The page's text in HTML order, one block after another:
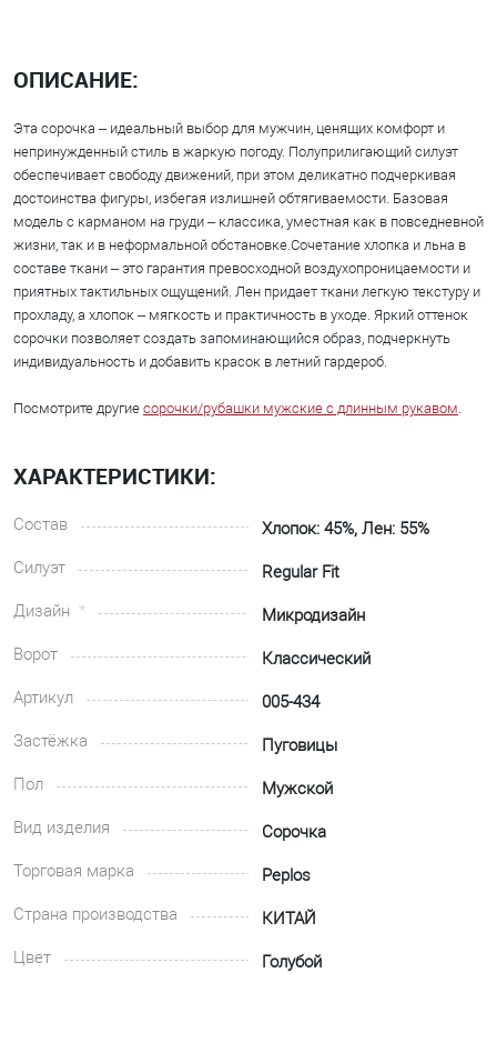
ОПИСАНИЕ:
Эта сорочка – идеальный выбор для мужчин, ценящих комфорт и
непринужденный стиль в жаркую погоду. Полуприлигающий силуэт
обеспечивает свободу движений, при этом деликатно подчеркивая
достоинства фигуры, избегая излишней обтягиваемости. Базовая
модель с карманом на груди – классика, уместная как в повседневной
жизни, так и в неформальной обстановке.Сочетание хлопка и льна в
составе ткани – это гарантия превосходной воздухопроницаемости и
приятных тактильных ощущений. Лен придает ткани легкую текстуру и
прохладу, а хлопок – мягкость и практичность в уходе. Яркий оттенок
сорочки позволяет создать запоминающийся образ, подчеркнуть
индивидуальность и добавить красок в летний гардероб.
Посмотрите другие сорочки/рубашки мужские с длинным рукавом.
ХАРАКТЕРИСТИКИ:
Состав
Хлопок: 45%, Лен: 55%
Силуэт
Regular Fit
Дизайн
Микродизайн
Ворот
Классический
Артикул
005-434
Застёжка
Пуговицы
Пол
Мужской
Вид изделия
Сорочка
Торговая марка
Peplos
Страна производства
КИТАЙ
Цвет
Голубой